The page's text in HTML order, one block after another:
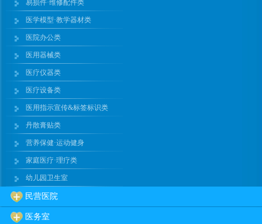
易损件·维修配件类
医学模型·教学器材类
医院办公类
医用器械类
医疗仪器类
医疗设备类
医用指示宣传&标签标识类
丹散膏贴类
营养保健·运动健身
家庭医疗·理疗类
幼儿园卫生室
民营医院
医务室